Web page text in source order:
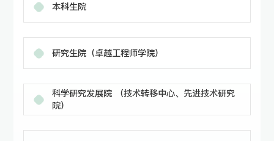
本科生院
研究生院（卓越工程师学院）
科学研究发展院 （技术转移中心、先进技术研究
院）